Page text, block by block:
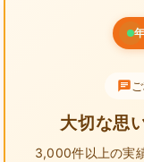
大切な思
3,000件以上の実